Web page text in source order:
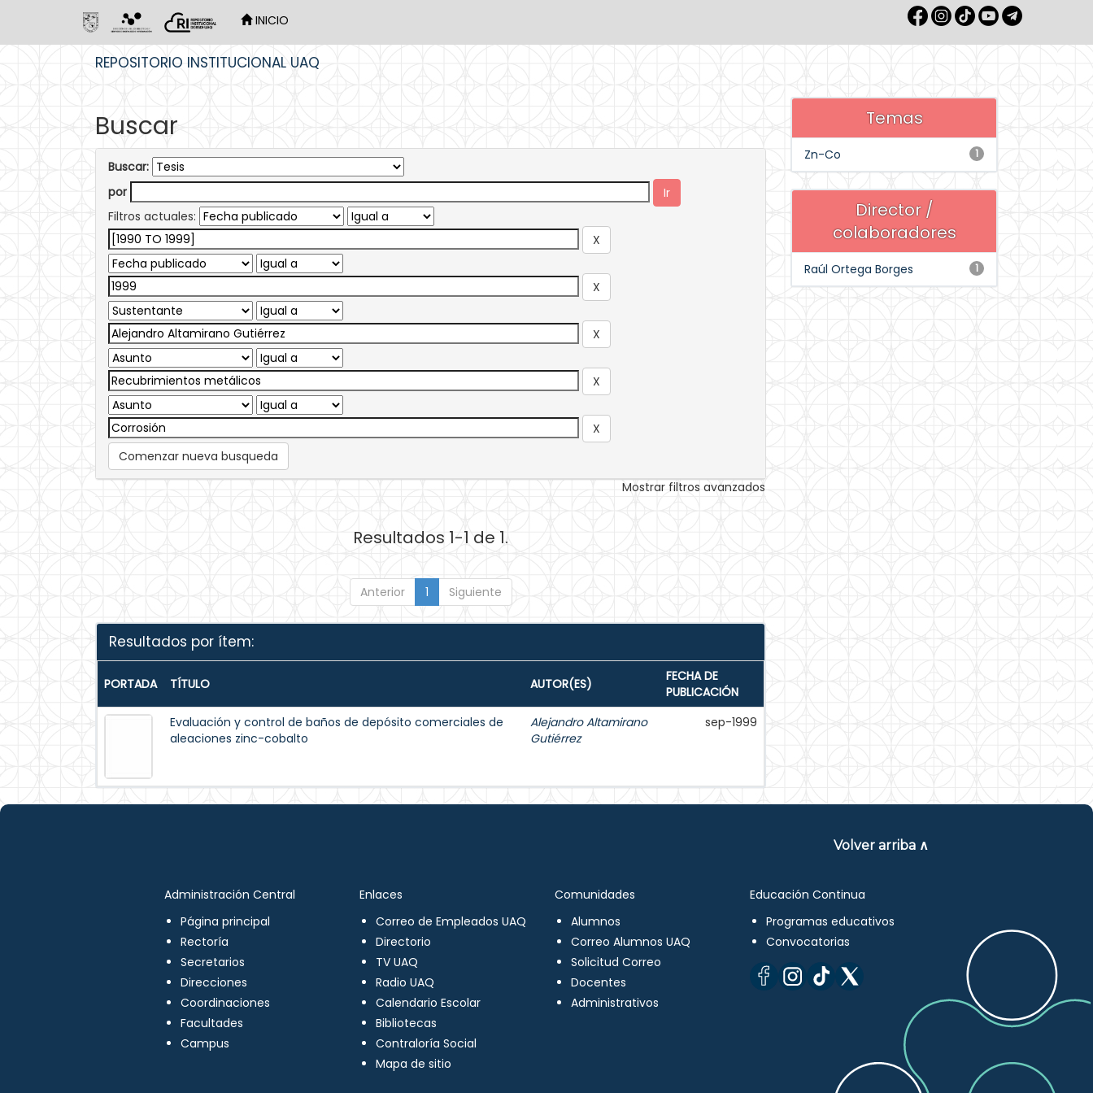
INICIO
REPOSITORIO INSTITUCIONAL UAQ
Buscar
Buscar:
por
Filtros actuales:
Comenzar nueva busqueda
Mostrar filtros avanzados
Resultados 1-1 de 1.
Anterior 1 Siguiente
Resultados por ítem:
PORTADA TÍTULO AUTOR(ES)
FECHA DE
PUBLICACIÓN
Evaluación y control de baños de depósito comerciales de
aleaciones zinc-cobalto
Alejandro Altamirano
Gutiérrez
sep-1999
Temas
1
Zn-Co
Director /
colaboradores
1
Raúl Ortega Borges
Volver arriba ∧
Administración Central
Página principal
Rectoría
Secretarios
Direcciones
Coordinaciones
Facultades
Campus
Enlaces
Correo de Empleados UAQ
Directorio
TV UAQ
Radio UAQ
Calendario Escolar
Bibliotecas
Contraloría Social
Mapa de sitio
Comunidades
Alumnos
Correo Alumnos UAQ
Solicitud Correo
Docentes
Administrativos
Educación Continua
Programas educativos
Convocatorias